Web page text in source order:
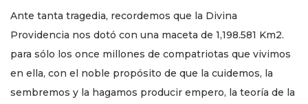
Ante tanta tragedia, recordemos que la Divina
Providencia nos dotó con una maceta de 1,198.581 Km2.
para sólo los once millones de compatriotas que vivimos
en ella, con el noble propósito de que la cuidemos, la
sembremos y la hagamos producir empero, la teoría de la